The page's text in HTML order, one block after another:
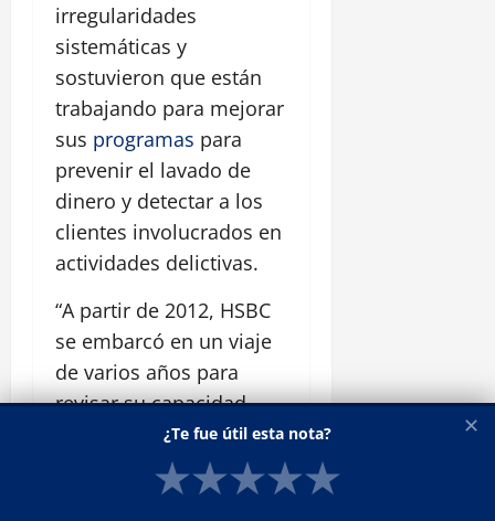
irregularidades
sistemáticas y
sostuvieron que están
trabajando para mejorar
sus programas para
prevenir el lavado de
dinero y detectar a los
clientes involucrados en
actividades delictivas.
“A partir de 2012, HSBC
se embarcó en un viaje
de varios años para
revisar su capacidad
para combatir el crimen
financiero”, dijo Heidi
Ashley, vocero del
✕
¿Te fue útil esta nota?
★★★★★